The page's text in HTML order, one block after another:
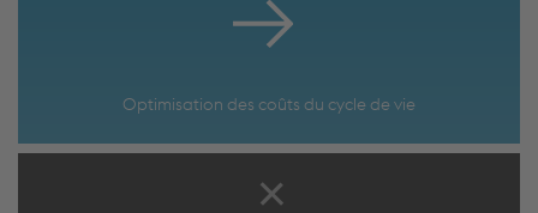
Optimisation des coûts du cycle de vie